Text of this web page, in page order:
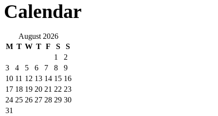
Calendar
August 2026
M T W T F S
S
1
2
3
4 5 6 7 8
9
10 11 12 13 14 15 16
17 18 19 20 21 22 23
24 25 26 27 28 29 30
31